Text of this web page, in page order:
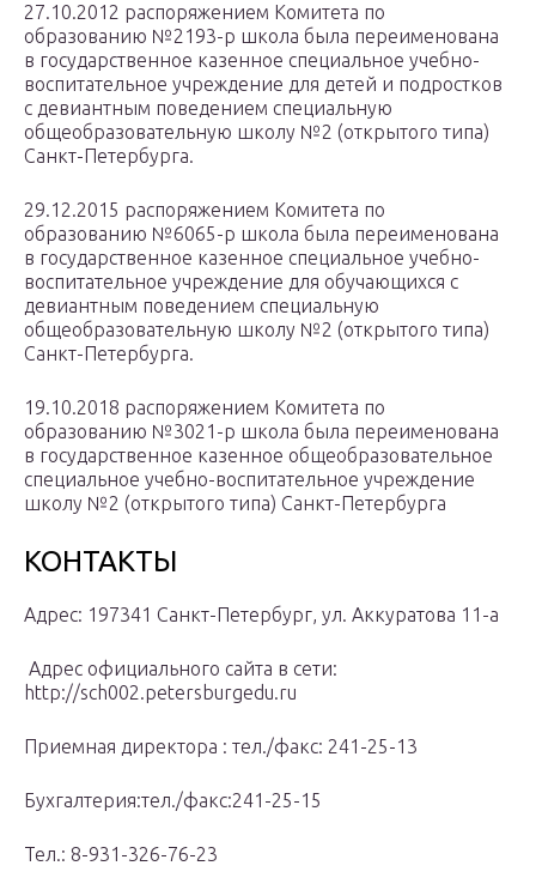
27.10.2012 распоряжением Комитета по
образованию №2193-р школа была переименована
в государственное казенное специальное учебно-
воспитательное учреждение для детей и подростков
с девиантным поведением специальную
общеобразовательную школу №2 (открытого типа)
Санкт-Петербурга.
29.12.2015 распоряжением Комитета по
образованию №6065-р школа была переименована
в государственное казенное специальное учебно-
воспитательное учреждение для обучающихся с
девиантным поведением специальную
общеобразовательную школу №2 (открытого типа)
Санкт-Петербурга.
19.10.2018 распоряжением Комитета по
образованию №3021-р школа была переименована
в государственное казенное общеобразовательное
специальное учебно-воспитательное учреждение
школу №2 (открытого типа) Санкт-Петербурга
КОНТАКТЫ
Адрес: 197341 Санкт-Петербург, ул. Аккуратова 11-а
Адрес официального сайта в сети:
http://sch002.petersburgedu.ru
Приемная директора : тел./факс: 241-25-13
Бухгалтерия:тел./факс:241-25-15
Тел.: 8-931-326-76-23